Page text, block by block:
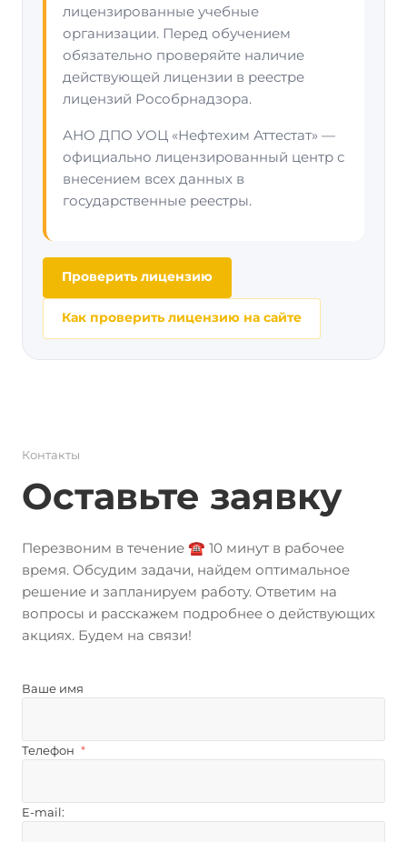
лицензированные учебные
организации. Перед обучением
обязательно проверяйте наличие
действующей лицензии в реестре
лицензий Рособрнадзора.
АНО ДПО УОЦ «Нефтехим Аттестат» —
официально лицензированный центр с
внесением всех данных в
государственные реестры.
Проверить лицензию
Как проверить лицензию на сайте
Контакты
Оставьте заявку
Перезвоним в течение ☎️ 10 минут в рабочее
время. Обсудим задачи, найдем оптимальное
решение и запланируем работу. Ответим на
вопросы и расскажем подробнее о действующих
акциях. Будем на связи!
Ваше имя
Телефон *
E-mail: